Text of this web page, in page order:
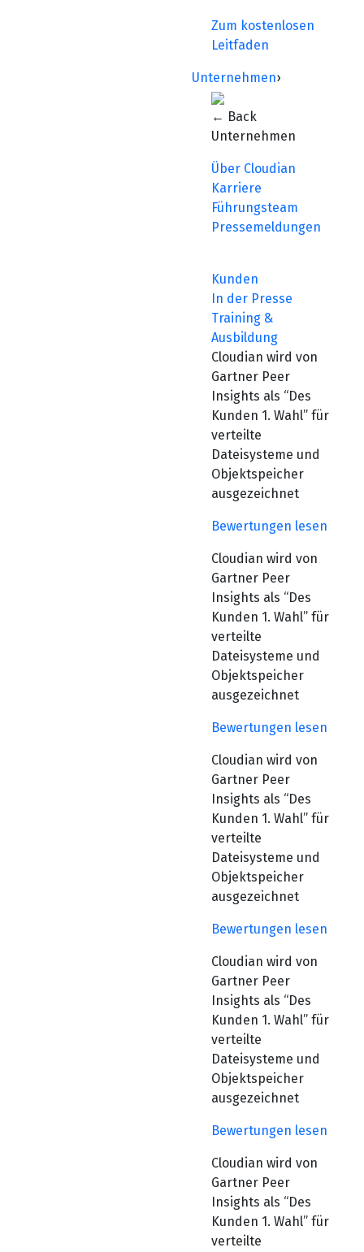
Zum kostenlosen
Leitfaden
Unternehmen›
← Back
Unternehmen
Über Cloudian
Karriere
Führungsteam
Pressemeldungen
Kunden
In der Presse
Training &
Ausbildung
Cloudian wird von
Gartner Peer
Insights als “Des
Kunden 1. Wahl” für
verteilte
Dateisysteme und
Objektspeicher
ausgezeichnet
Bewertungen lesen
Cloudian wird von
Gartner Peer
Insights als “Des
Kunden 1. Wahl” für
verteilte
Dateisysteme und
Objektspeicher
ausgezeichnet
Bewertungen lesen
Cloudian wird von
Gartner Peer
Insights als “Des
Kunden 1. Wahl” für
verteilte
Dateisysteme und
Objektspeicher
ausgezeichnet
Bewertungen lesen
Cloudian wird von
Gartner Peer
Insights als “Des
Kunden 1. Wahl” für
verteilte
Dateisysteme und
Objektspeicher
ausgezeichnet
Bewertungen lesen
Cloudian wird von
Gartner Peer
Insights als “Des
Kunden 1. Wahl” für
verteilte